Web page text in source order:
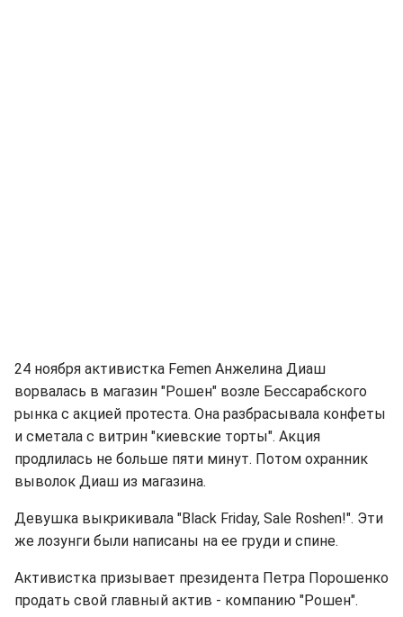
24 ноября активистка Femen Анжелина Диаш
ворвалась в магазин "Рошен" возле Бессарабского
рынка с акцией протеста. Она разбрасывала конфеты
и сметала с витрин "киевские торты". Акция
продлилась не больше пяти минут. Потом охранник
выволок Диаш из магазина.
Девушка выкрикивала "Black Friday, Sale Roshen!". Эти
же лозунги были написаны на ее груди и спине.
Активистка призывает президента Петра Порошенко
продать свой главный актив - компанию "Рошен".